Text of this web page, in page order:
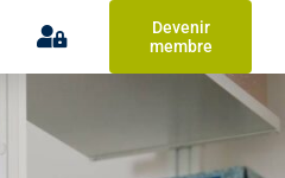
Devenir
membre